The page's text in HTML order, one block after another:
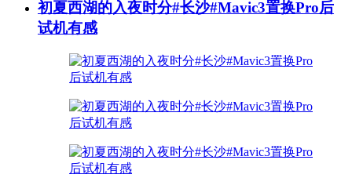
初夏西湖的入夜时分#长沙#Mavic3置换Pro后
试机有感